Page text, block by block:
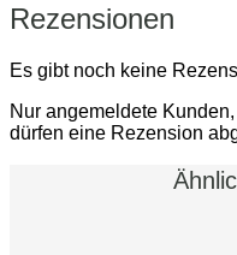
Rezensionen
Es gibt noch keine
Nur angemeldete
dürfen eine Rezension